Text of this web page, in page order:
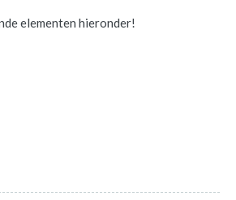
elementen hieronder!